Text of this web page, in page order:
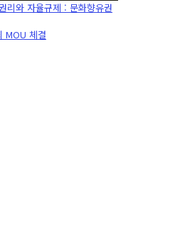
리와 자율규제 : 문화향유권
MOU 체결